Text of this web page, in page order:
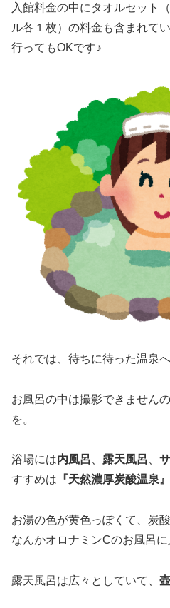
入館料金の中にタオルセット
ル各１枚）の料金も含まれて
行ってもOKです♪
それでは、待ちに待った温泉へ
お風呂の中は撮影できません
を。
浴場には内風呂、 露天風呂、
すすめは 『天然濃厚炭酸温泉』
お湯の色が黄色っぽくて、炭
なんかオロナミンCのお風呂に
露天風呂は広々としていて、